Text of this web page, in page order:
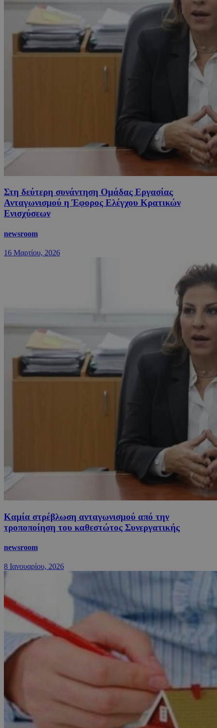
Στη δεύτερη συνάντηση Ομάδας Εργασίας
Ανταγωνισμού η Έφορος Ελέγχου Κρατικών
Ενισχύσεων
newsroom
16 Μαρτίου, 2026
Καμία στρέβλωση ανταγωνισμού από την
τροποποίηση του καθεστώτος Συνεργατικής
newsroom
8 Ιανουαρίου, 2026